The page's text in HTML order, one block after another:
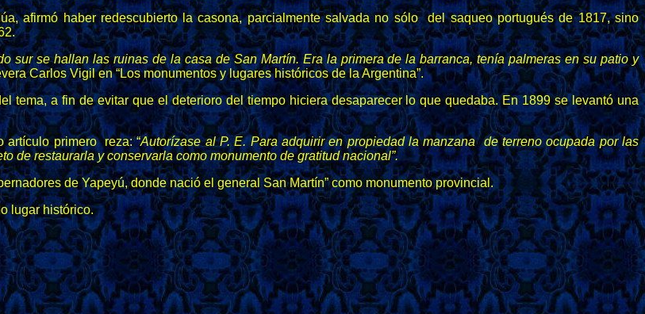
afirmó haber redescubierto la casona, parcialmente salvada no sólo del saqueo portugués de 1817, sino
sur se hallan las ruinas de la casa de San Martín. Era la primera de la barranca, tenía palmeras en su patio y
Carlos Vigil en “Los monumentos y lugares históricos de la Argentina”.
tema, a fin de evitar que el deterioro del tiempo hiciera desaparecer lo que quedaba. En 1899 se levantó una
artículo primero reza: “Autorízase al P. E. Para adquirir en propiedad la manzana de terreno ocupada por las
de restaurarla y conservarla como monumento de gratitud nacional”.
de Yapeyú, donde nació el general San Martín” como monumento provincial.
lugar histórico.